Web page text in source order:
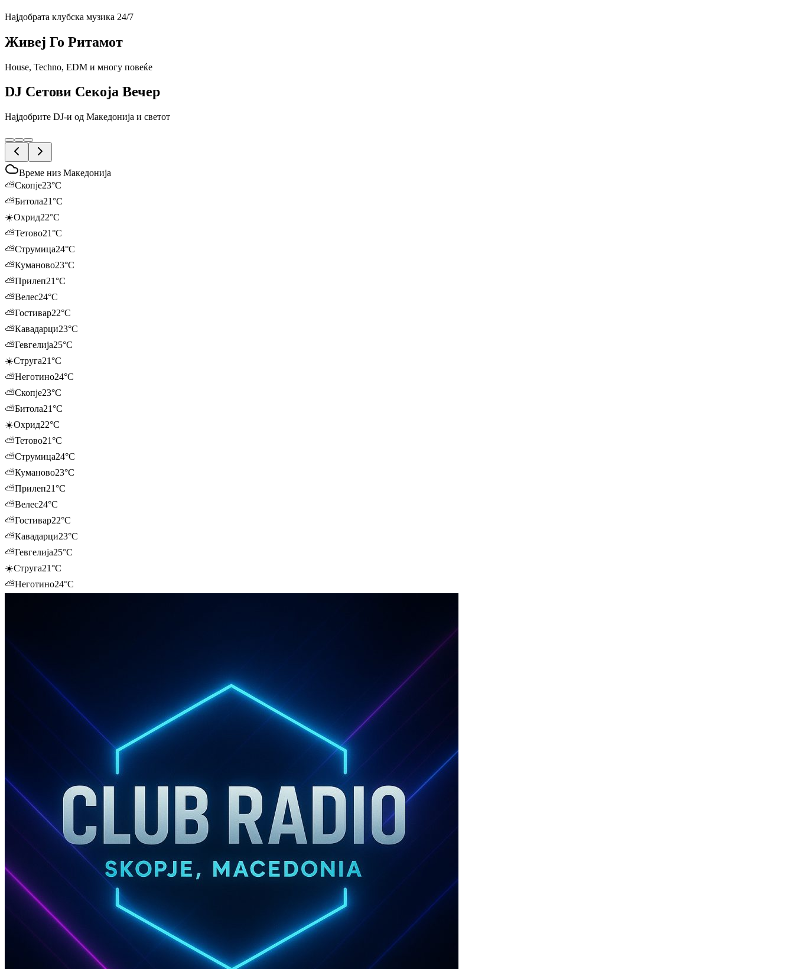
Најдобрата клубска музика 24/7
Живеј Го Ритамот
House, Techno, EDM и многу повеќе
DJ Сетови Секоја Вечер
Најдобрите DJ-и од Македонија и светот
Време низ Македонија
⛅Скопје23°C
⛅Битола21°C
☀️Охрид22°C
⛅Тетово21°C
⛅Струмица24°C
⛅Куманово23°C
⛅Прилеп21°C
⛅Велес24°C
⛅Гостивар22°C
⛅Кавадарци23°C
⛅Гевгелија25°C
☀️Струга21°C
⛅Неготино24°C
⛅Скопје23°C
⛅Битола21°C
☀️Охрид22°C
⛅Тетово21°C
⛅Струмица24°C
⛅Куманово23°C
⛅Прилеп21°C
⛅Велес24°C
⛅Гостивар22°C
⛅Кавадарци23°C
⛅Гевгелија25°C
☀️Струга21°C
⛅Неготино24°C